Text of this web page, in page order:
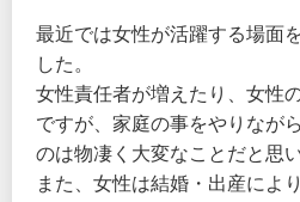
最近では女性が活躍する場面
した。
女性責任者が増えたり、女性
ですが、家庭の事をやりなが
のは物凄く大変なことだと思い
また、女性は結婚・出産によ